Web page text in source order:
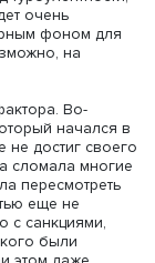
на
мы
в выходе
или иранский,
На
и
целая наука,
ходу, и не
бы
бизнесу в
и другие
странах.